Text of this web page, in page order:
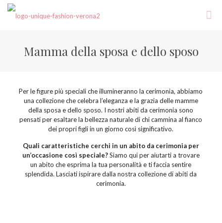
Mamma della sposa e dello sposo
Per le figure più speciali che illumineranno la cerimonia, abbiamo
una collezione che celebra l’eleganza e la grazia delle mamme
della sposa e dello sposo. I nostri abiti da cerimonia sono
pensati per esaltare la bellezza naturale di chi cammina al fianco
dei propri figli in un giorno così significativo.
Quali caratteristiche cerchi in un abito da cerimonia per
un’occasione così speciale?Siamo qui per aiutarti a trovare
un abito che esprima la tua personalità e ti faccia sentire
splendida. Lasciati ispirare dalla nostra collezione di abiti da
cerimonia.